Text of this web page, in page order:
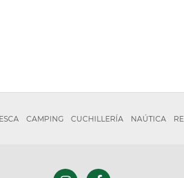
CAMPING CUCHILLERÍA NAÚTICA